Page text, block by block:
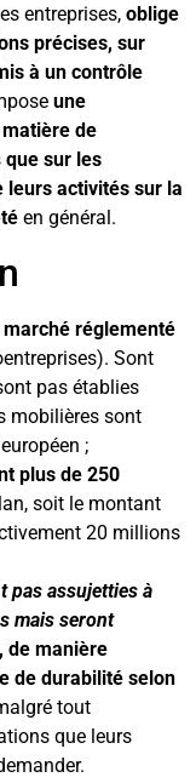
entreprises, oblige
précises, sur
à un contrôle
une
de
que sur les
leurs activités sur la
en général.
réglementé
Sont
pas établies
mobilières sont
;
plus de 250
soit le montant
20 millions
pas assujetties à
mais seront
de manière
de durabilité selon
tout
que leurs